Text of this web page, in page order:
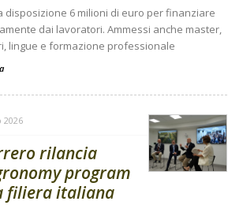
disposizione 6 milioni di euro per finanziare
dai lavoratori. Ammessi anche master,
lingue e formazione professionale
2026
rilancia
program
filiera italiana